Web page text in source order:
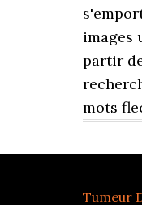
images
partir
mots
Tumeur